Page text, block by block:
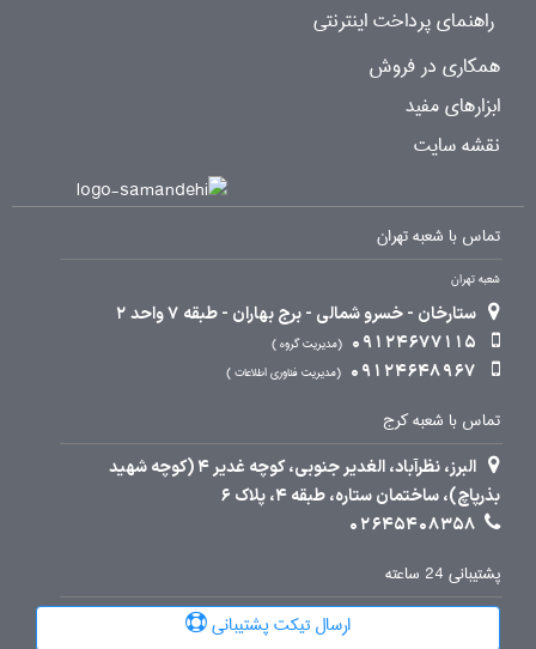
راهنمای پرداخت اینترنتی
همکاری در فروش
ابزارهای مفید
نقشه سایت
تماس با شعبه تهران
شعبه تهران
ستارخان - خسرو شمالی - برج بهاران - طبقه 7 واحد 2
09124677115
مدیریت گروه
09124648967 مدیریت فناوری اطلاعات
تماس با شعبه کرج
البرز، نظرآباد، الغدیر جنوبی، کوچه غدیر 4 (کوچه شهید
بذرپاچ)، ساختمان ستاره، طبقه 4، پلاک 6
02645408358
پشتیبانی 24 ساعته
ارسال تیکت پشتیبانی